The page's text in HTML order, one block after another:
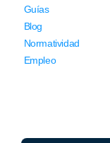
Guías
Blog
Normatividad
Empleo